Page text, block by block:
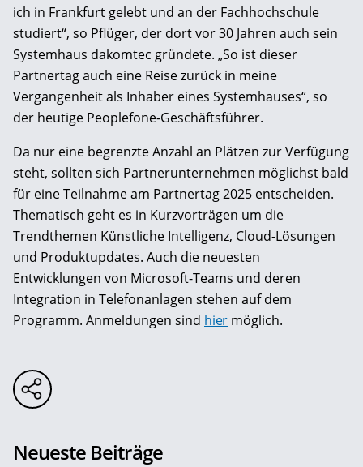
ich in Frankfurt gelebt und an der Fachhochschule
studiert“, so Pflüger, der dort vor 30 Jahren auch sein
Systemhaus dakomtec gründete. „So ist dieser
Partnertag auch eine Reise zurück in meine
Vergangenheit als Inhaber eines Systemhauses“, so
der heutige Peoplefone-Geschäftsführer.
Da nur eine begrenzte Anzahl an Plätzen zur Verfügung
steht, sollten sich Partnerunternehmen möglichst bald
für eine Teilnahme am Partnertag 2025 entscheiden.
Thematisch geht es in Kurzvorträgen um die
Trendthemen Künstliche Intelligenz, Cloud-Lösungen
und Produktupdates. Auch die neuesten
Entwicklungen von Microsoft-Teams und deren
Integration in Telefonanlagen stehen auf dem
Programm. Anmeldungen sind hier möglich.
Neueste Beiträge